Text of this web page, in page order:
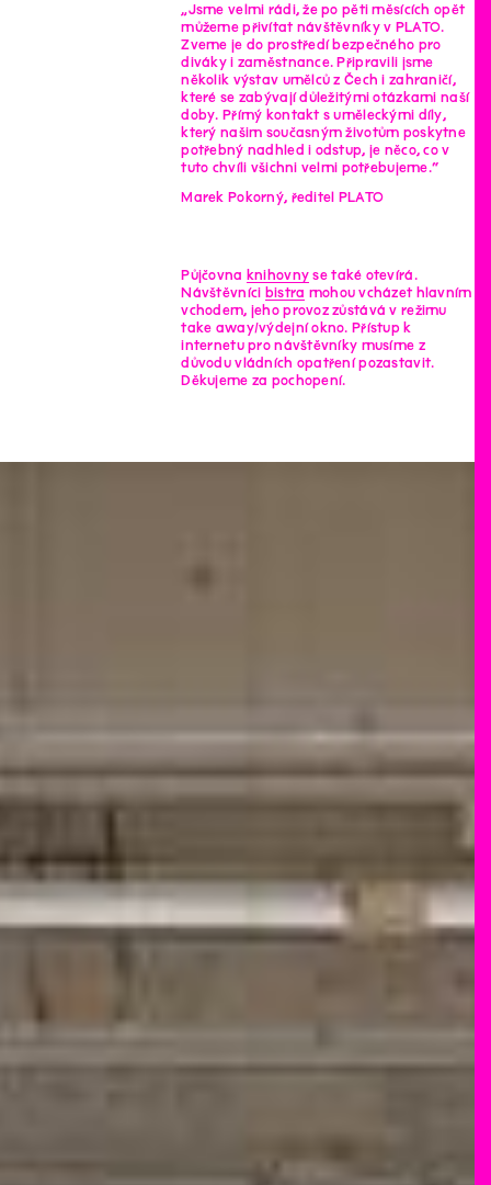
„Jsme velmi rádi, že po pěti měsících opět
můžeme přivítat návštěvníky v PLATO.
Zveme je do prostředí bezpečného pro
diváky i zaměstnance. Připravili jsme
několik výstav umělců z Čech i zahraničí,
které se zabývají důležitými otázkami naší
doby. Přímý kontakt s uměleckými díly,
který našim současným životům poskytne
potřebný nadhled i odstup, je něco, co v
tuto chvíli všichni velmi potřebujeme.“
Marek Pokorný, ředitel PLATO
Půjčovna knihovny se také otevírá.
Návštěvníci bistra mohou vcházet hlavním
vchodem, jeho provoz zůstává v režimu
take away/výdejní okno. Přístup k
internetu pro návštěvníky musíme z
důvodu vládních opatření pozastavit.
Děkujeme za pochopení.